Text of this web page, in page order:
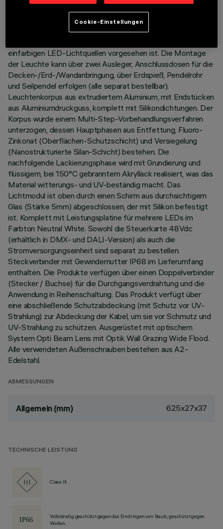
einfarbigen LED-Lichtquellen vorgesehen ist. Die Montage
der Leuchte kann über zwei Ausleger, Anschlussdosen für die
Decken-/Erd-/Wandanbringung, über Erdspieß, Pendelrohr
und Seilpendel erfolgen (alle separat bestellbar).
Leuchtenkorpus aus extrudiertem Aluminium, mit Endstücken
aus Aluminiumdruckguss, komplett mit Silikondichtungen. Der
Korpus wurde einem Multi-Step-Vorbehandlungsverfahren
unterzogen, dessen Hauptphasen aus Entfettung, Fluoro-
Zinkonat (Oberflächen-Schutzschicht) und Versiegelung
(Nanostrukturierte Silan-Schicht) bestehen. Die
nachfolgende Lackierungsphase wird mit Grundierung und
flüssigem, bei 150°C gebranntem Akryllack realisiert, was das
Material witterungs- und UV-beständig macht. Das
Lichtmodul ist oben durch einen Schirm aus durchsichtigem
Glas (Stärke 5mm) abgeschlossen, der mit Silikon befestigt
ist. Komplett mit Leistungsplatine für mehrere LEDs im
Farbton Neutral White. Sowohl die Steuerkarte 48Vdc
(erhältlich in DMX- und DALI-Version) als auch die
Stromversorgungseinheit sind separat zu bestellen.
Steckverbinder mit Gewindemutter IP68 im Lieferumfang
enthalten. Die Produkte verfügen über einen Doppelverbinder
(Stecker / Buchse) für die Durchgangsverdrahtung und die
Anwendung in Reihenschaltung. Das Produkt verfügt über
eine abschließende Schutzabdeckung (mit Schutz vor UV-
Strahlung) zur Abdeckung der Kabel, um sie vor Schmutz und
UV-Strahlung zu schützen. Ausgerüstet mit optischem
System Opti Beam Lens mit Optik Wall Grazing Wide Flood.
Alle verwendeten Außenschrauben bestehen aus A2-
Edelstahl.
ABMESSUNGEN
Allgemein (mm) 625x27x37
TECHNISCHE LEISTUNG
Class III
Vollständig geschützt gegen das Eindringen von Staub, geschützt gegen
Wellen.
Cookie-Einstellungen